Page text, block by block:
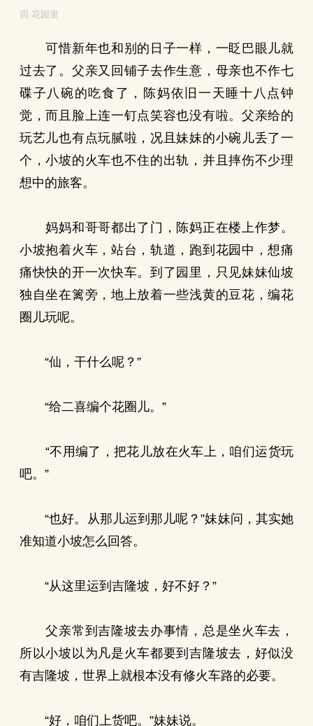
四 花园里
可惜新年也和别的日子一样，一眨巴眼儿就
过去了。父亲又回铺子去作生意，母亲也不作七
碟子八碗的吃食了，陈妈依旧一天睡十八点钟
觉，而且脸上连一钉点笑容也没有啦。父亲给的
玩艺儿也有点玩腻啦，况且妹妹的小碗儿丢了一
个，小坡的火车也不住的出轨，并且摔伤不少理
想中的旅客。
妈妈和哥哥都出了门，陈妈正在楼上作梦。
小坡抱着火车，站台，轨道，跑到花园中，想痛
痛快快的开一次快车。到了园里，只见妹妹仙坡
独自坐在篱旁，地上放着一些浅黄的豆花，编花
圈儿玩呢。
“仙，干什么呢？”
“给二喜编个花圈儿。”
“不用编了，把花儿放在火车上，咱们运货玩
吧。”
“也好。从那儿运到那儿呢？”妹妹问，其实她
准知道小坡怎么回答。
“从这里运到吉隆坡，好不好？”
父亲常到吉隆坡去办事情，总是坐火车去，
所以小坡以为凡是火车都要到吉隆坡去，好似没
有吉隆坡，世界上就根本没有修火车路的必要。
“好，咱们上货吧。”妹妹说。